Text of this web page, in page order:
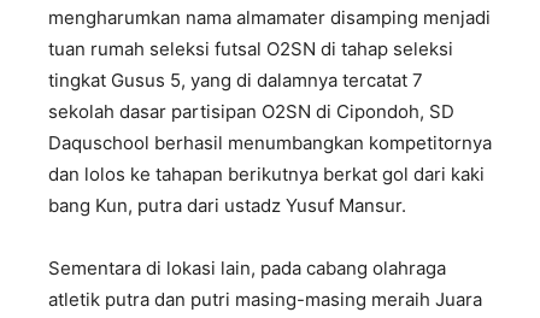
mengharumkan nama almamater disamping menjadi
tuan rumah seleksi futsal O2SN di tahap seleksi
tingkat Gusus 5, yang di dalamnya tercatat 7
sekolah dasar partisipan O2SN di Cipondoh, SD
Daquschool berhasil menumbangkan kompetitornya
dan lolos ke tahapan berikutnya berkat gol dari kaki
bang Kun, putra dari ustadz Yusuf Mansur.
Sementara di lokasi lain, pada cabang olahraga
atletik putra dan putri masing-masing meraih Juara